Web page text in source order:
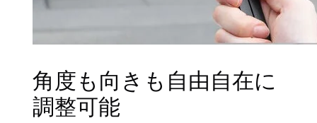
角度も向きも自由自在に
調整可能